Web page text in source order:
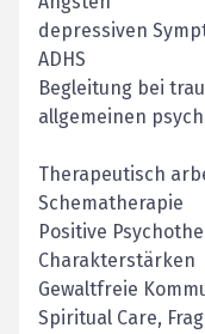
depressiven
ADHS
Begleitung bei
allgemeinen
Therapeutisch
Schematherapie
Positive
Charakterstärken
Gewaltfreie
Spiritual Care,